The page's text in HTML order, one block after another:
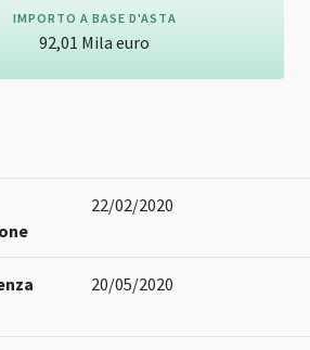
IMPORTO A BASE D'ASTA
92,01 Mila euro
22/02/2020
20/05/2020